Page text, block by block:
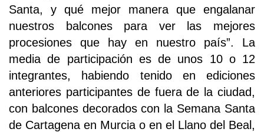
Santa, y qué mejor manera que engalanar
nuestros balcones para ver las mejores
procesiones que hay en nuestro país”. La
media de participación es de unos 10 o 12
integrantes, habiendo tenido en ediciones
anteriores participantes de fuera de la ciudad,
con balcones decorados con la Semana Santa
de Cartagena en Murcia o en el Llano del Beal,